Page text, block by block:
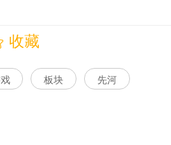
收藏
板块 先河